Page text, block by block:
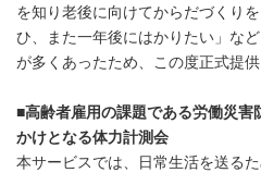
を知り老後に向けてからだづくり
ひ、また一年後にはかりたい」な
が多くあったため、この度正式提
■高齢者雇用の課題である労働災害
かけとなる体力計測会
本サービスでは、日常生活を送る